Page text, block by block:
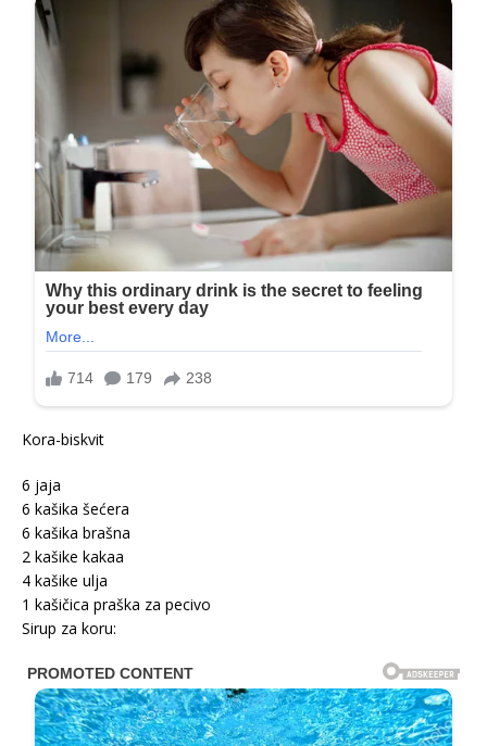
Kora-biskvit
6 jaja
6 kašika šećera
6 kašika brašna
2 kašike kakaa
4 kašike ulja
1 kašičica praška za pecivo
Sirup za koru: